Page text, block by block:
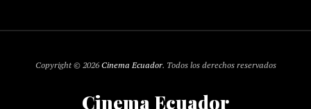
Copyright © 2026Cinema Ecuador. Todos los derechos reservados
Cinema Ecuador